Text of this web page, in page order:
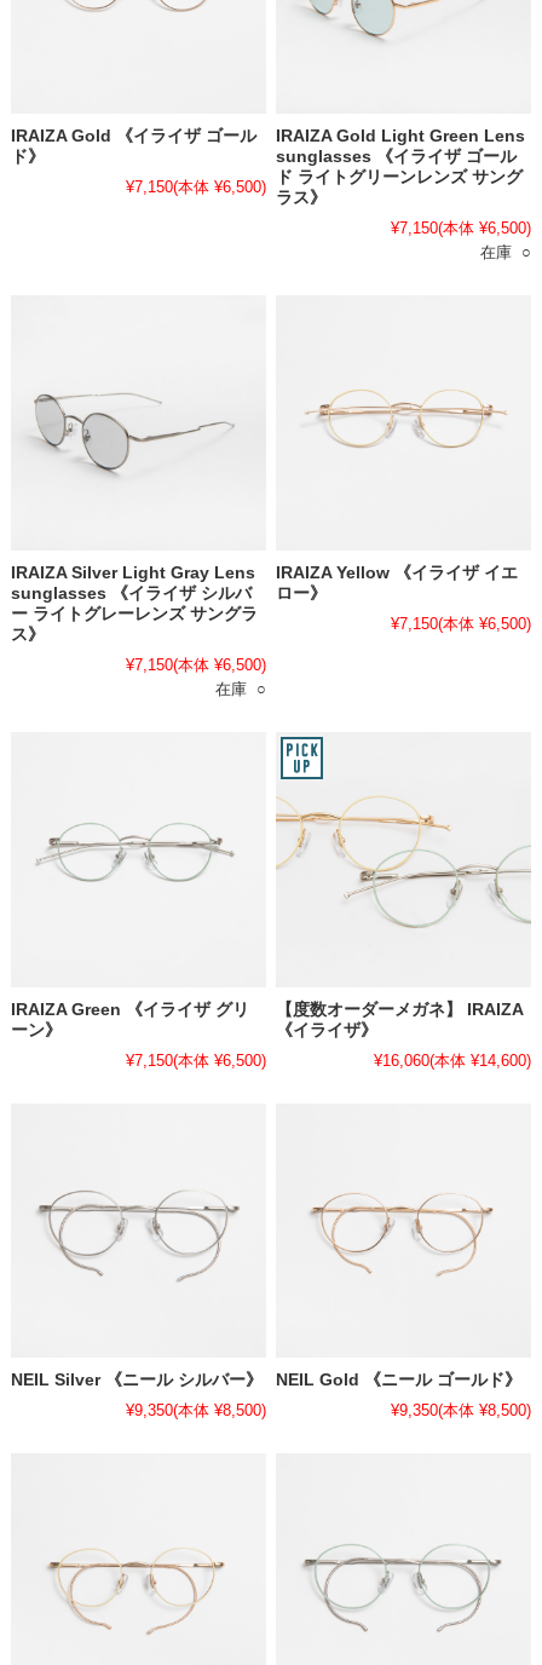
IRAIZA Gold 《イライザ ゴール
ド》
¥7,150(本体 ¥6,500)
IRAIZA Gold Light Green Lens
sunglasses 《イライザ ゴール
ド ライトグリーンレンズ サング
ラス》
¥7,150(本体 ¥6,500)
在庫 ○
IRAIZA Silver Light Gray Lens
sunglasses 《イライザ シルバ
ー ライトグレーレンズ サングラ
ス》
¥7,150(本体 ¥6,500)
在庫 ○
IRAIZA Yellow 《イライザ イエ
ロー》
¥7,150(本体 ¥6,500)
IRAIZA Green 《イライザ グリ
ーン》
¥7,150(本体 ¥6,500)
【度数オーダーメガネ】 IRAIZA
《イライザ》
¥16,060(本体 ¥14,600)
NEIL Silver 《ニール シルバー》
¥9,350(本体 ¥8,500)
NEIL Gold 《ニール ゴールド》
¥9,350(本体 ¥8,500)